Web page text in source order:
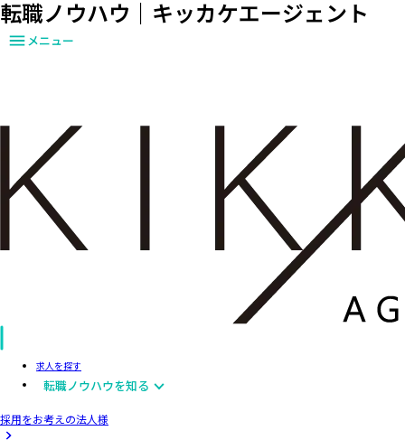
転職ノウハウ｜キッカケエージェント
メニュー
求人を探す
転職ノウハウを知る
採用をお考えの法人様